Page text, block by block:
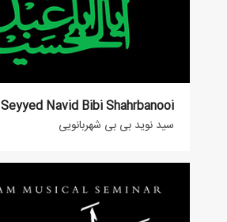
Seyyed Navid Bibi Shahrbanooi
سید نوید بی بی شهربانویی